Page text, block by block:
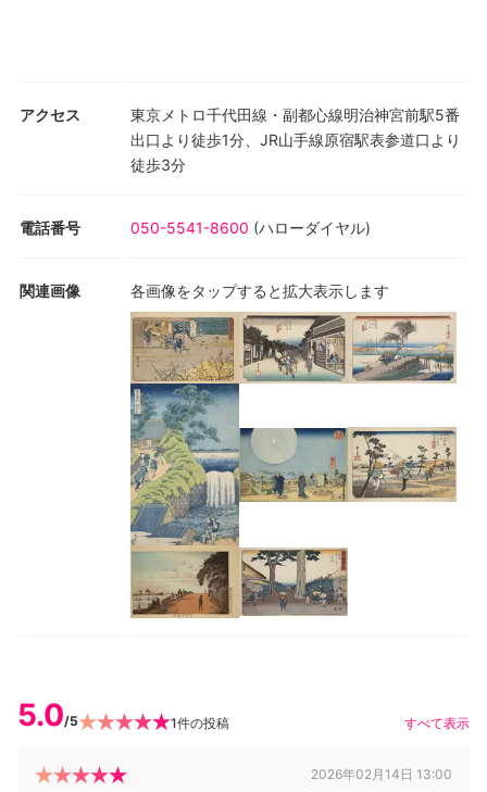
アクセス
東京メトロ千代田線・副都心線明治神宮前駅5番
出口より徒歩1分、JR山手線原宿駅表参道口より
徒歩3分
電話番号 050-5541-8600 (ハローダイヤル)
関連画像 各画像をタップすると拡大表示します
5.0/5 1件の投稿 すべて表示
2026年02月14日 13:00